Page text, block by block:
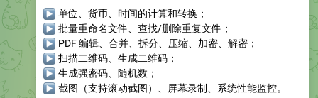
单位、货币、时间的计算和转换；
批量重命名文件、查找/删除重复文件；
PDF 编辑、合并、拆分、压缩、加密、解密；
扫描二维码、生成二维码；
生成强密码、随机数；
截图（支持滚动截图）、屏幕录制、系统性能监控。